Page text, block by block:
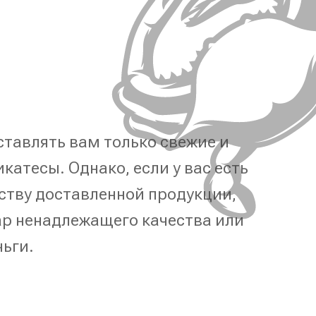
вам только свежие и
Однако, если у вас есть
доставленной продукции,
ненадлежащего качества или